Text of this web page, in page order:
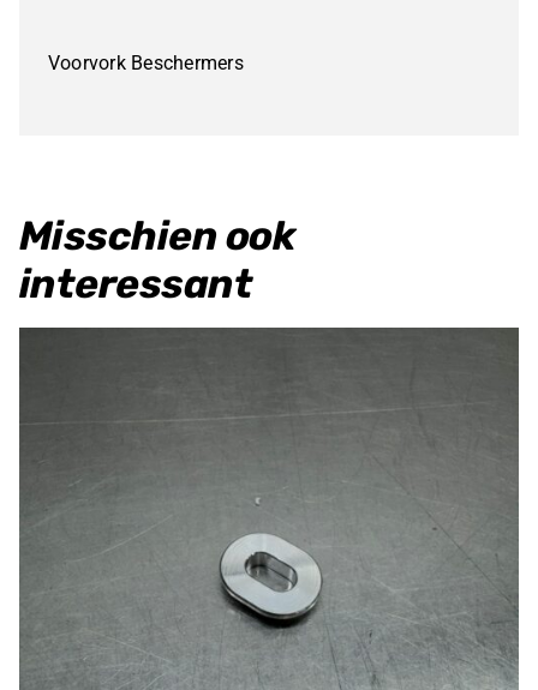
Voorvork Beschermers
Misschien ook
interessant